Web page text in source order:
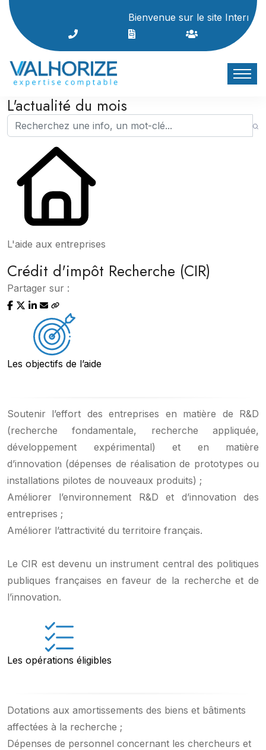
Bienvenue sur le site Internet du
L'actualité du mois
L'aide aux entreprises
Crédit d'impôt Recherche (CIR)
Partager sur :
Les objectifs de l’aide
Soutenir l’effort des entreprises en matière de R&D
(recherche fondamentale, recherche appliquée,
développement expérimental) et en matière
d’innovation (dépenses de réalisation de prototypes ou
installations pilotes de nouveaux produits) ;
Améliorer l’environnement R&D et d’innovation des
entreprises ;
Améliorer l’attractivité du territoire français.
Le CIR est devenu un instrument central des politiques
publiques françaises en faveur de la recherche et de
l’innovation.
Les opérations éligibles
Dotations aux amortissements des biens et bâtiments
affectées à la recherche ;
Dépenses de personnel concernant les chercheurs et